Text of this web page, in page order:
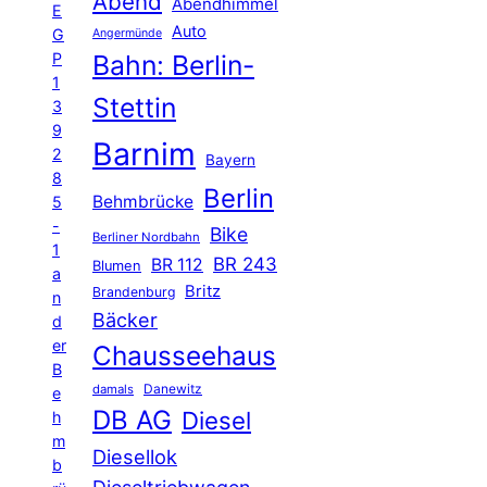
E
G
P
1
3
9
2
8
5
-
1
a
n
d
er
B
e
h
m
b
Abendhimmel
Angermünde Auto
Bahn: Berlin-
Stettin
Barnim Bayern
Behmbrücke Berlin
Berliner Nordbahn Bike
Blumen BR 112 BR 243
Brandenburg Britz
Bäcker
Chausseehaus
damals Danewitz
DB AG Diesel
Diesellok